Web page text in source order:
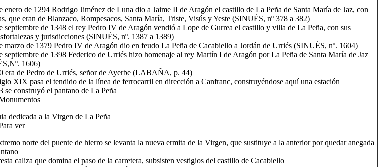
enero de 1294 Rodrigo Jiménez de Luna dio a Jaime II de Aragón el castillo de La Peña de Santa María de Jaz, con
que eran de Blanzaco, Rompesacos, Santa María, Triste, Visús y Yeste (SINUÉS, nº 378 a 382)
septiembre de 1348 el rey Pedro IV de Aragón vendió a Lope de Gurrea el castillo y villa de La Peña, con sus
y jurisdicciones (SINUÉS, nº. 1387 a 1389)
marzo de 1379 Pedro IV de Aragón dio en feudo La Peña de Cacabiello a Jordán de Urriés (SINUÉS, nº. 1604)
septiembre de 1398 Federico de Urriés hizo homenaje al rey Martín I de Aragón por La Peña de Santa María de Jaz
1606)
era de Pedro de Urriés, señor de Ayerbe (LABAÑA, p. 44)
XIX pasa el tendido de la línea de ferrocarril en dirección a Canfranc, construyéndose aquí una estación
se construyó el pantano de La Peña
dedicada a la Virgen de La Peña
ver
norte del puente de hierro se levanta la nueva ermita de la Virgen, que sustituye a la anterior por quedar anegada
caliza que domina el paso de la carretera, subsisten vestigios del castillo de Cacabiello